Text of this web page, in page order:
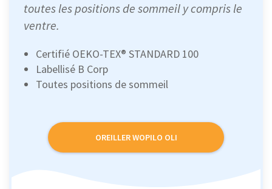
toutes les positions de sommeil y compris le
ventre.
Certifié OEKO-TEX® STANDARD 100
Labellisé B Corp
Toutes positions de sommeil
OREILLER WOPILO OLI